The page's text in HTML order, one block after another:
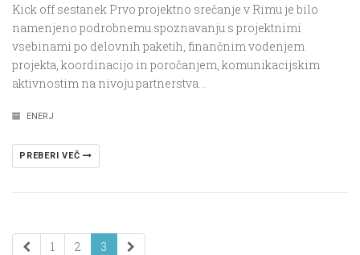
Kick off sestanek Prvo projektno srečanje v Rimu je bilo
namenjeno podrobnemu spoznavanju s projektnimi
vsebinami po delovnih paketih, finančnim vodenjem
projekta, koordinacijo in poročanjem, komunikacijskim
aktivnostim na nivoju partnerstva…
ENERJ
PREBERI VEČ
1 2 3